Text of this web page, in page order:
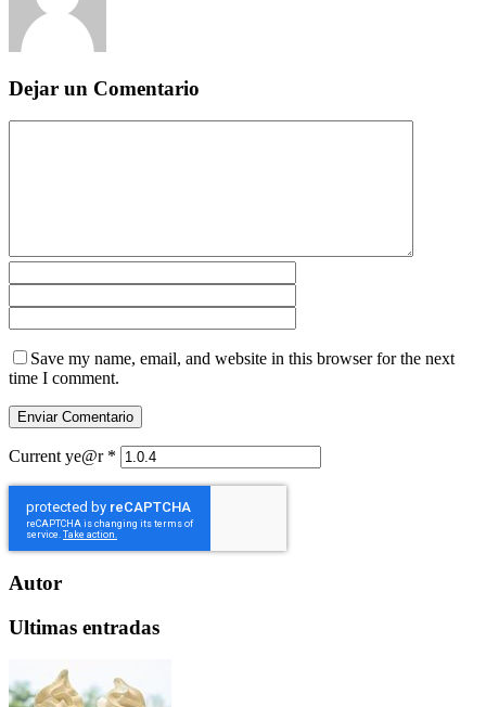
Dejar un Comentario
Save my name, email, and website in this browser for the next
time I comment.
Current ye@r *
Autor
Ultimas entradas